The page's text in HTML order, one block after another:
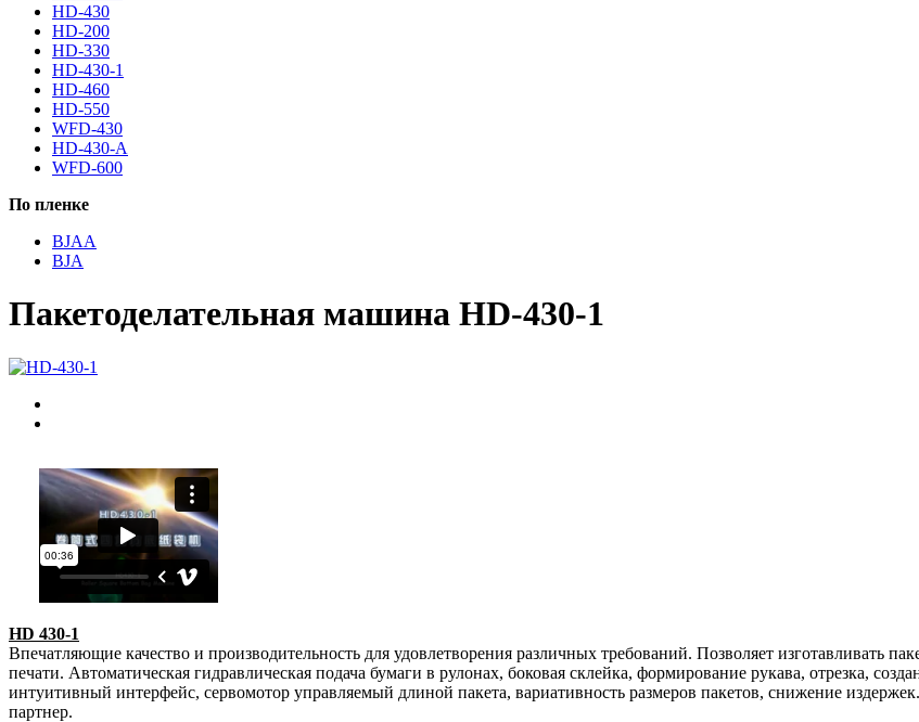
HD-430
HD-200
HD-330
HD-430-1
HD-460
HD-550
WFD-430
HD-430-A
WFD-600
По пленке
BJAA
BJA
Пакетоделательная машина HD-430-1
HD 430-1
Впечатляющие качество и производительность для удовлетворения различных требований. Позволяет изготавливать
печати. Автоматическая гидравлическая подача бумаги в рулонах, боковая склейка, формирование рукава, отрезка,
интуитивный интерфейс, сервомотор управляемый длиной пакета, вариативность размеров пакетов, снижение
партнер.